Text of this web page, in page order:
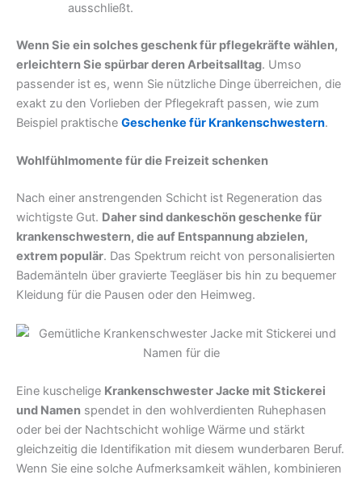
ausschließt.
Wenn Sie ein solches geschenk für pflegekräfte wählen,
erleichtern Sie spürbar deren Arbeitsalltag. Umso
passender ist es, wenn Sie nützliche Dinge überreichen, die
exakt zu den Vorlieben der Pflegekraft passen, wie zum
Beispiel praktische Geschenke für Krankenschwestern.
Wohlfühlmomente für die Freizeit schenken
Nach einer anstrengenden Schicht ist Regeneration das
wichtigste Gut. Daher sind dankeschön geschenke für
krankenschwestern, die auf Entspannung abzielen,
extrem populär. Das Spektrum reicht von personalisierten
Bademänteln über gravierte Teegläser bis hin zu bequemer
Kleidung für die Pausen oder den Heimweg.
Eine kuschelige Krankenschwester Jacke mit Stickerei
und Namen spendet in den wohlverdienten Ruhephasen
oder bei der Nachtschicht wohlige Wärme und stärkt
gleichzeitig die Identifikation mit diesem wunderbaren Beruf.
Wenn Sie eine solche Aufmerksamkeit wählen, kombinieren